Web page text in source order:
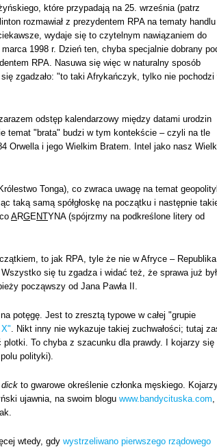
które przypadają na 25. września (patrz
rozmawiał z prezydentem RPA na tematy handlu
wydaje się to czytelnym nawiązaniem do
1998 r. Dzień ten, chyba specjalnie dobrany
RPA. Nasuwa się więc w naturalny sposób
zgadzało: "to taki Afrykańczyk, tylko nie pochodzi
odstęp kalendarzowy między datami urodzin
temat "brata" budzi w tym kontekście – czyli na tle
Orwella i jego Wielkim Bratem. Intel jako nasz
Tonga), co zwraca uwagę na temat
taką samą spółgłoskę na początku i następnie
ARGE NTYNA (spójrzmy na podkreślone litery od
to jak RPA, tyle że nie w Afryce – Republika
się tu zgadza i widać też, że sprawa już
począwszy od Jana Pawła II.
potęgę. Jest to zresztą typowe w całej "grupie
. Nikt inny nie wykazuje takiej zuchwałości; tutaj
To chyba z szacunku dla prawdy. I kojarzy się
polityki).
dick to gwarowe określenie członka męskiego.
ujawnia, na swoim blogu www.bandycituska.com
wtedy, gdy wystrzeliwano pierwszego rządowego